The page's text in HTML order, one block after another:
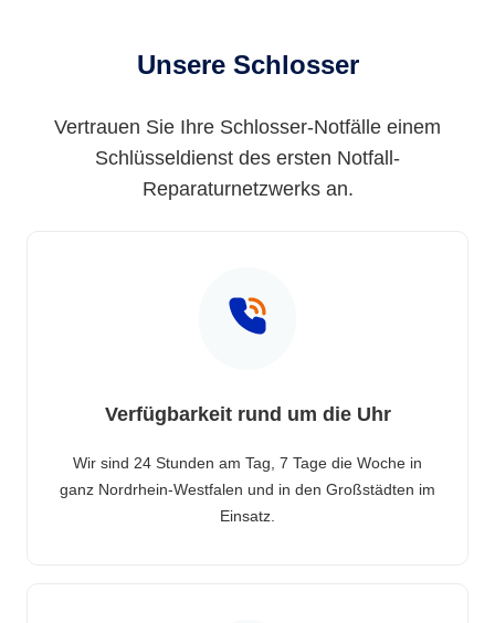
Unsere Schlosser
Vertrauen Sie Ihre Schlosser-Notfälle einem
Schlüsseldienst des ersten Notfall-
Reparaturnetzwerks an.
Verfügbarkeit rund um die Uhr
Wir sind 24 Stunden am Tag, 7 Tage die Woche in
ganz Nordrhein-Westfalen und in den Großstädten im
Einsatz.